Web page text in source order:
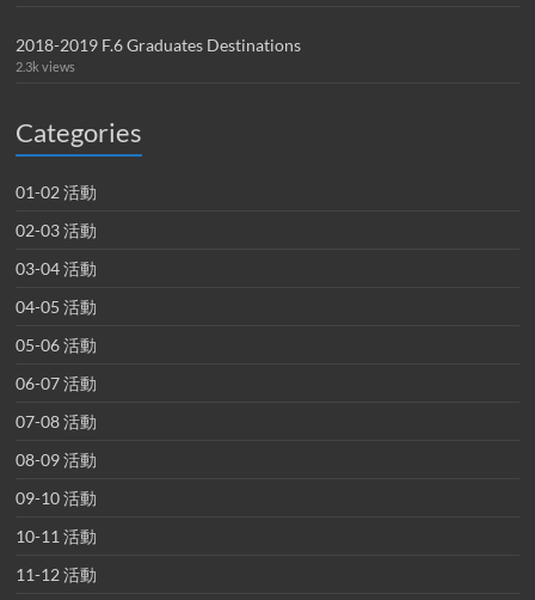
2018-2019 F.6 Graduates Destinations
2.3k views
Categories
01-02 活動
02-03 活動
03-04 活動
04-05 活動
05-06 活動
06-07 活動
07-08 活動
08-09 活動
09-10 活動
10-11 活動
11-12 活動